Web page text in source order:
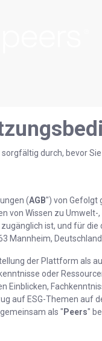
durch, bevor
(AGB") von Gefolgt
von Wissen zu Umwelt-
zugänglich ist, und für die
Mannheim,
der Plattform als
oder
Einblicken,
auf ESG-Themen auf
als " Peers"